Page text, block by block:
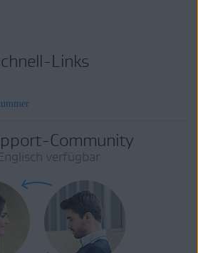
Links
Community
verfügbar